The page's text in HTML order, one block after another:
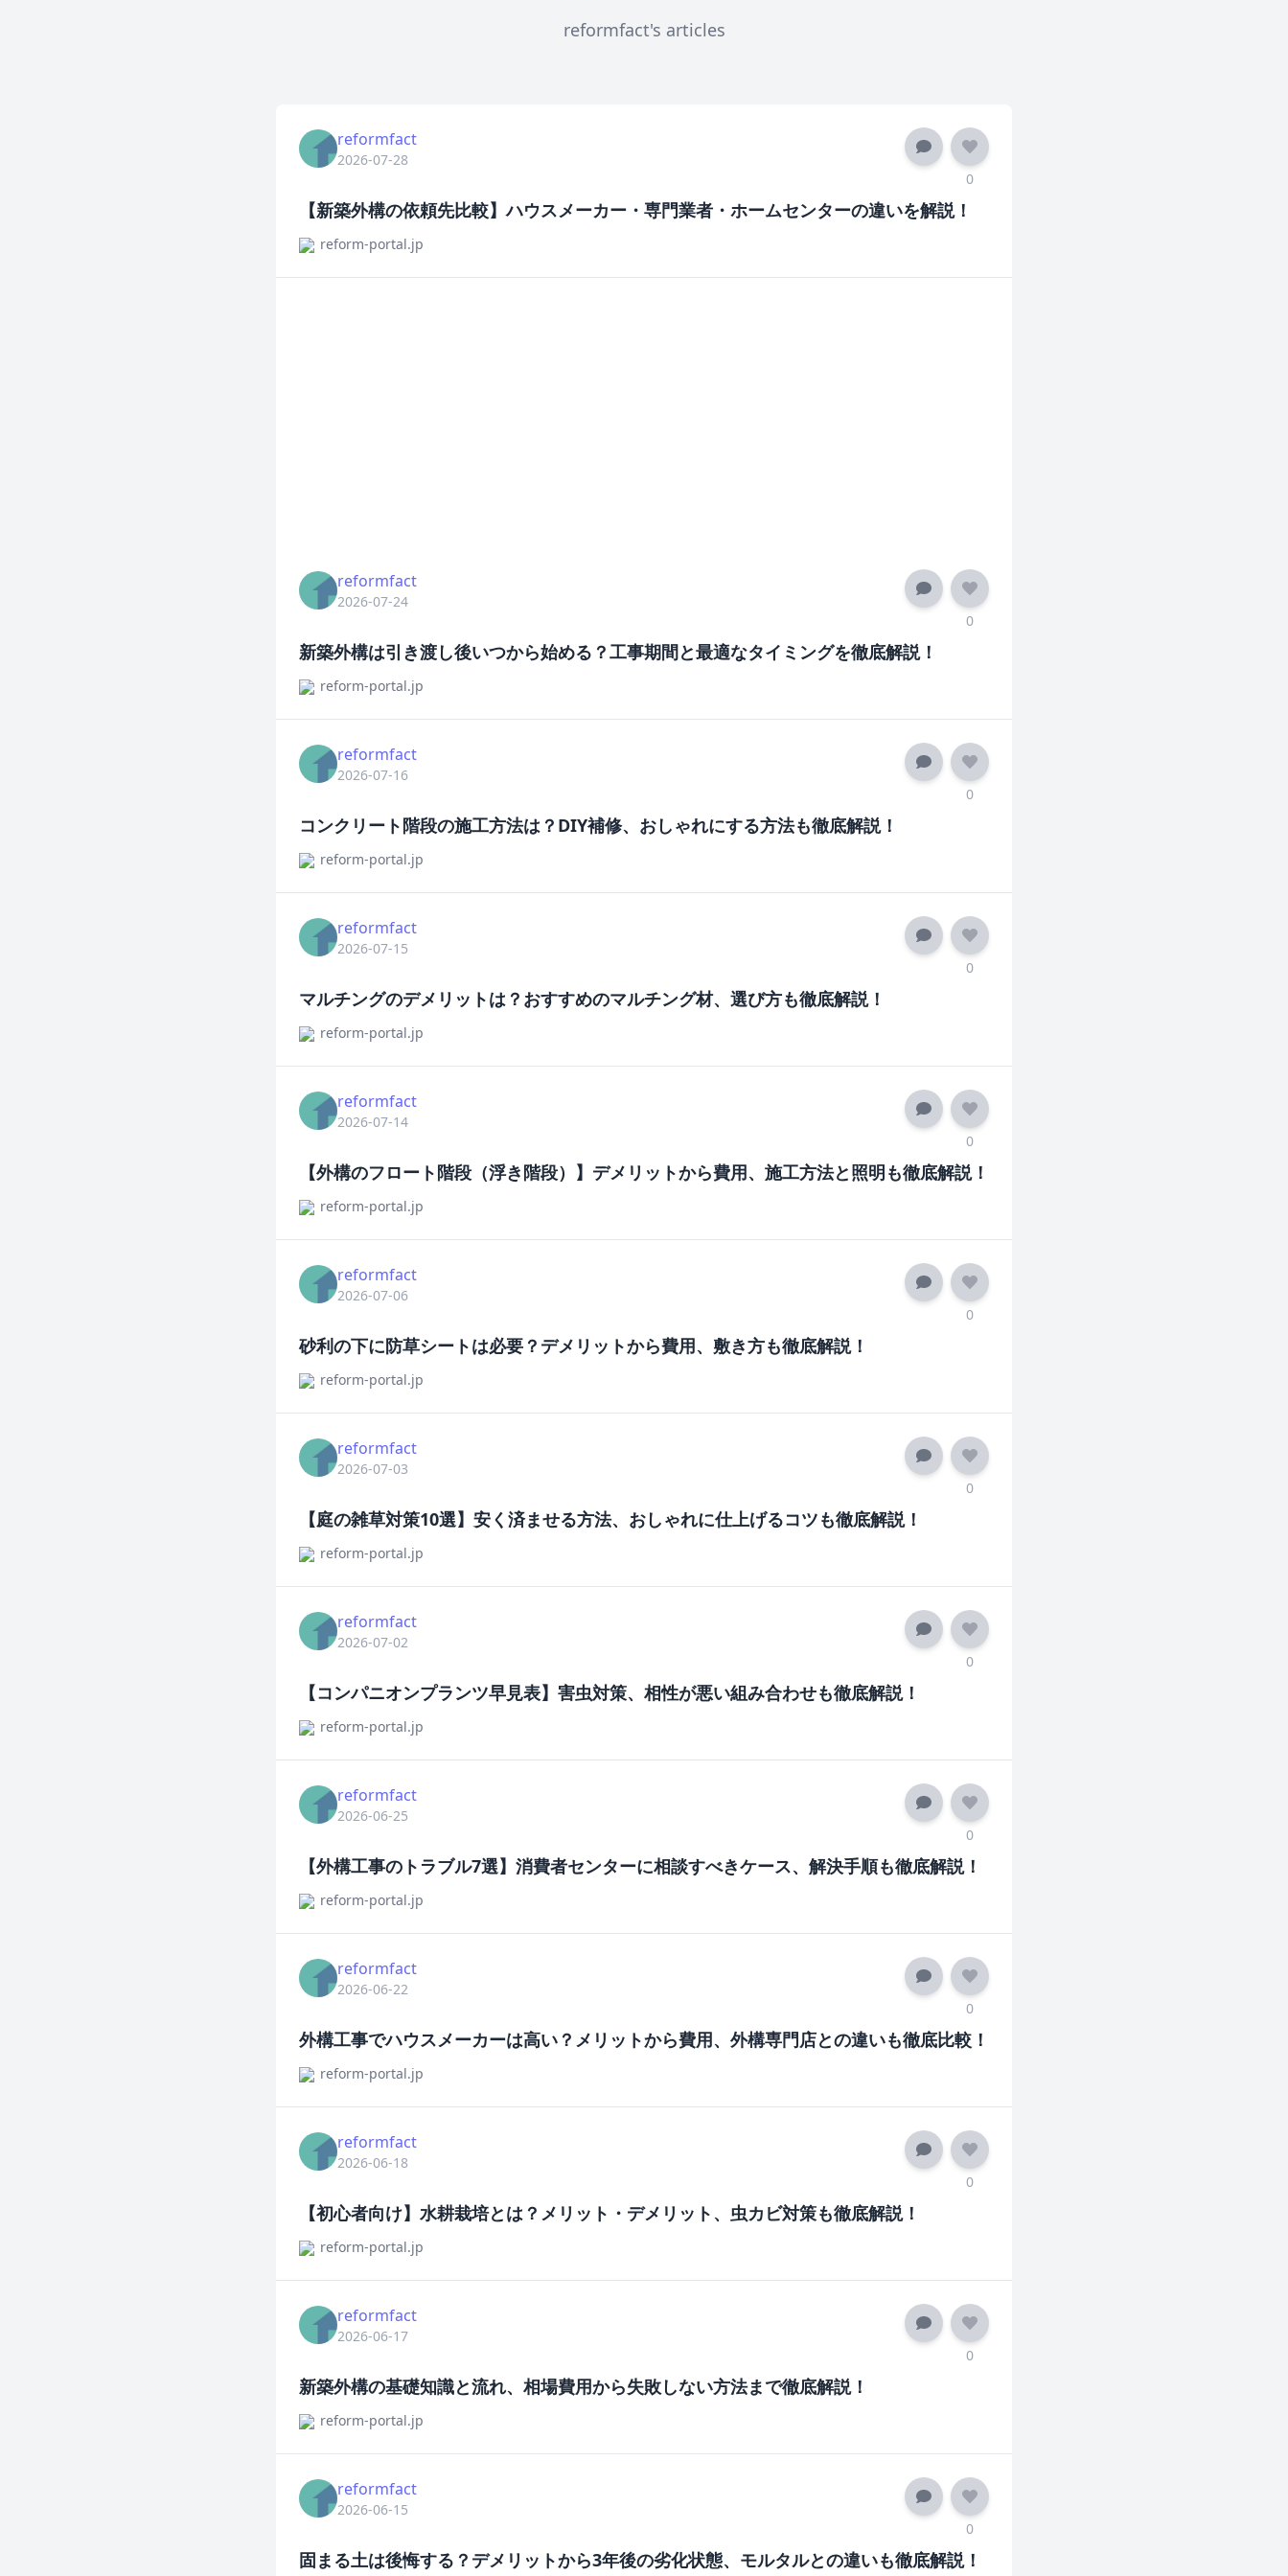
reformfact's articles
reformfact
2026-07-28
0
【新築外構の依頼先比較】ハウスメーカー・専門業者・ホームセンターの違いを解説！
reform-portal.jp
reformfact
2026-07-24
0
新築外構は引き渡し後いつから始める？工事期間と最適なタイミングを徹底解説！
reform-portal.jp
reformfact
2026-07-16
0
コンクリート階段の施工方法は？DIY補修、おしゃれにする方法も徹底解説！
reform-portal.jp
reformfact
2026-07-15
0
マルチングのデメリットは？おすすめのマルチング材、選び方も徹底解説！
reform-portal.jp
reformfact
2026-07-14
0
【外構のフロート階段（浮き階段）】デメリットから費用、施工方法と照明も徹底解説！
reform-portal.jp
reformfact
2026-07-06
0
砂利の下に防草シートは必要？デメリットから費用、敷き方も徹底解説！
reform-portal.jp
reformfact
2026-07-03
0
【庭の雑草対策10選】安く済ませる方法、おしゃれに仕上げるコツも徹底解説！
reform-portal.jp
reformfact
2026-07-02
0
【コンパニオンプランツ早見表】害虫対策、相性が悪い組み合わせも徹底解説！
reform-portal.jp
reformfact
2026-06-25
0
【外構工事のトラブル7選】消費者センターに相談すべきケース、解決手順も徹底解説！
reform-portal.jp
reformfact
2026-06-22
0
外構工事でハウスメーカーは高い？メリットから費用、外構専門店との違いも徹底比較！
reform-portal.jp
reformfact
2026-06-18
0
【初心者向け】水耕栽培とは？メリット・デメリット、虫カビ対策も徹底解説！
reform-portal.jp
reformfact
2026-06-17
0
新築外構の基礎知識と流れ、相場費用から失敗しない方法まで徹底解説！
reform-portal.jp
reformfact
2026-06-15
0
固まる土は後悔する？デメリットから3年後の劣化状態、モルタルとの違いも徹底解説！